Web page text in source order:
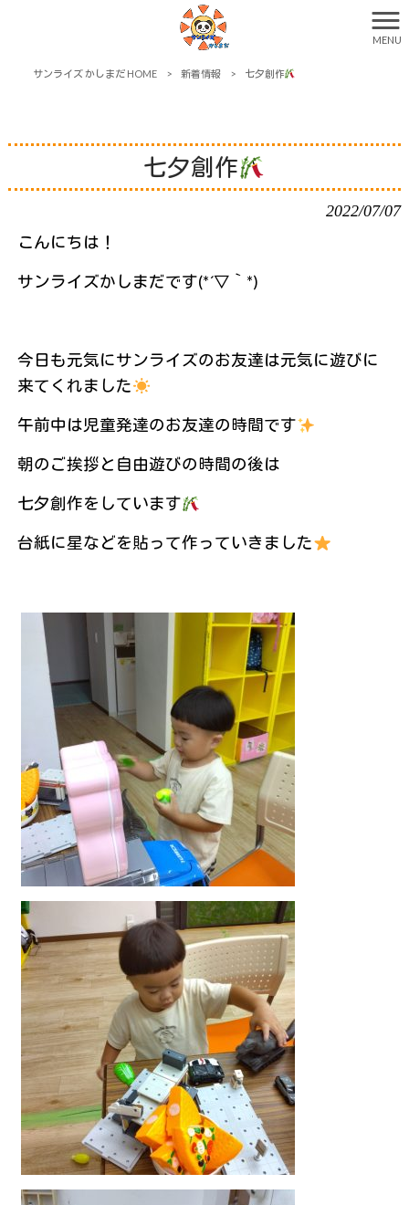
MENU
サンライズ かしまだ HOME > 新着情報 > 七夕創作
七夕創作
2022/07/07
こんにちは！
サンライズかしまだです(*´▽｀*)
今日も元気にサンライズのお友達は元気に遊びに
来てくれました
午前中は児童発達のお友達の時間です
朝のご挨拶と自由遊びの時間の後は
七夕創作をしています
台紙に星などを貼って作っていきました